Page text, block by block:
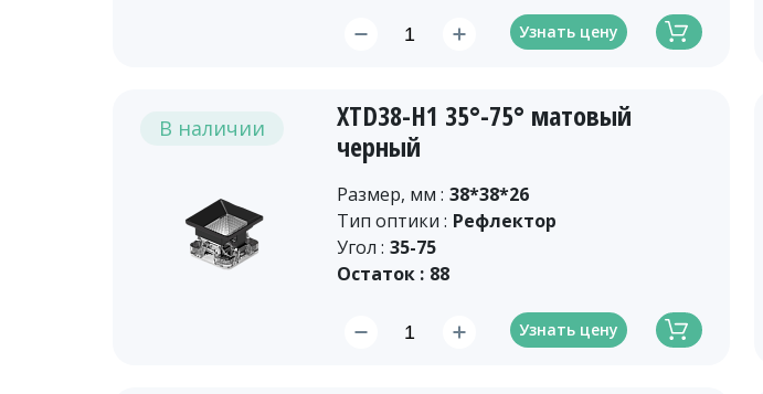
Узнать цену
В наличии
XTD38-H1 35°-75° матовый
черный
Размер, мм : 38*38*26
Тип оптики : Рефлектор
Угол : 35-75
Остаток : 88
Узнать цену